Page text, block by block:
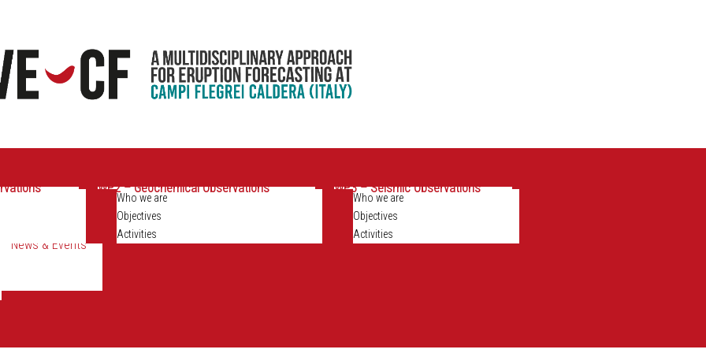
WP2 – Geochemical Observations
Who we are
Objectives
Activities
WP3 – Seismic Observations
Who we are
Objectives
Activities
News & Events